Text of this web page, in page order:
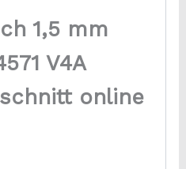
1,5 mm
V4A
online